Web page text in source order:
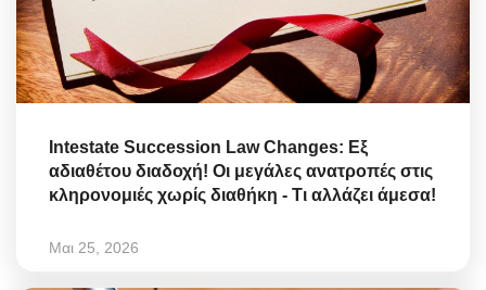
Intestate Succession Law Changes: Εξ
αδιαθέτου διαδοχή! Οι μεγάλες ανατροπές στις
κληρονομιές χωρίς διαθήκη - Τι αλλάζει άμεσα!
Μαι 25, 2026